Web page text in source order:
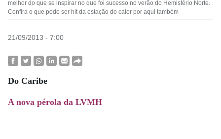
melhor do que se inspirar no que foi sucesso no verão do Hemisfério Norte.
Confira o que pode ser hit da estação do calor por aqui também
21/09/2013 - 7:00
Do Caribe
A nova pérola da LVMH